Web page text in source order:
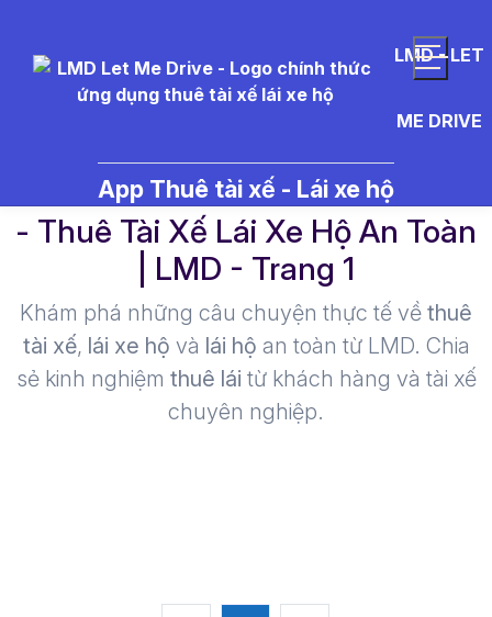
LMD - LET
ME DRIVE
App Thuê tài xế - Lái xe hộ
- Thuê Tài Xế Lái Xe Hộ An Toàn
| LMD - Trang 1​
Khám phá những câu chuyện thực tế về thuê
tài xế, lái xe hộ và lái hộ an toàn từ LMD. Chia
sẻ kinh nghiệm thuê lái từ khách hàng và tài xế
chuyên nghiệp.